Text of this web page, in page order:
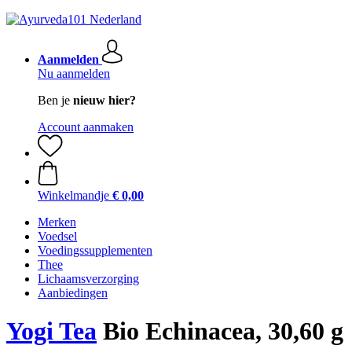
Aanmelden
Nu aanmelden
Ben je nieuw hier?
Account aanmaken
Winkelmandje € 0,00
Merken
Voedsel
Voedingssupplementen
Thee
Lichaamsverzorging
Aanbiedingen
Yogi Tea Bio Echinacea, 30,60 g